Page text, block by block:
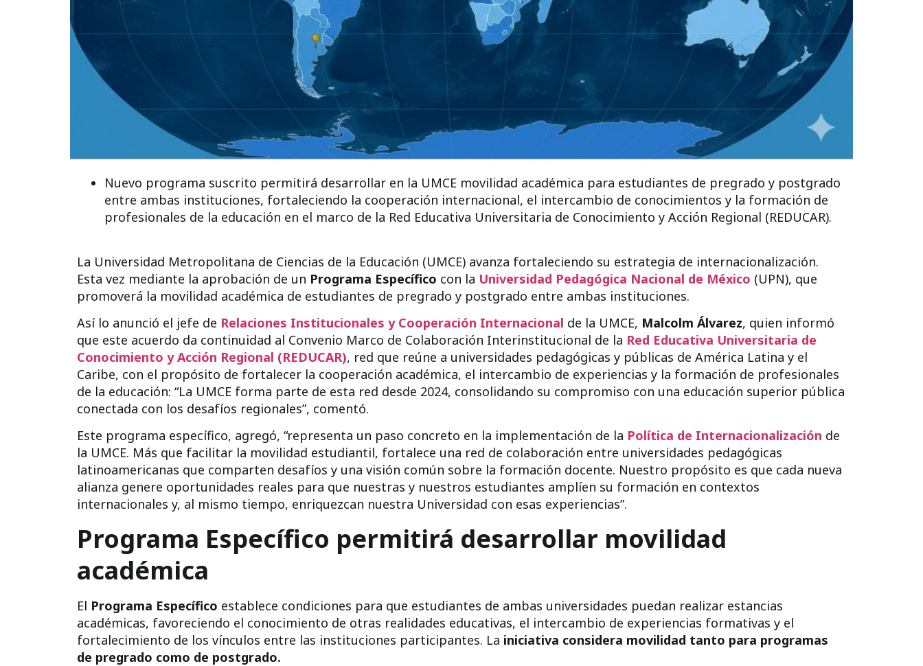
Nuevo programa suscrito permitirá desarrollar en la UMCE movilidad académica para estudiantes de pregrado y postgrado
entre ambas instituciones, fortaleciendo la cooperación internacional, el intercambio de conocimientos y la formación de
profesionales de la educación en el marco de la Red Educativa Universitaria de Conocimiento y Acción Regional (REDUCAR).
La Universidad Metropolitana de Ciencias de la Educación (UMCE) avanza fortaleciendo su estrategia de internacionalización.
Esta vez mediante la aprobación de un Programa Específico con la Universidad Pedagógica Nacional de México (UPN), que
promoverá la movilidad académica de estudiantes de pregrado y postgrado entre ambas instituciones.
Así lo anunció el jefe de Relaciones Institucionales y Cooperación Internacional de la UMCE, Malcolm Álvarez, quien informó
que este acuerdo da continuidad al Convenio Marco de Colaboración Interinstitucional de la Red Educativa Universitaria de
Conocimiento y Acción Regional (REDUCAR), red que reúne a universidades pedagógicas y públicas de América Latina y el
Caribe, con el propósito de fortalecer la cooperación académica, el intercambio de experiencias y la formación de profesionales
de la educación: “La UMCE forma parte de esta red desde 2024, consolidando su compromiso con una educación superior pública
conectada con los desafíos regionales”, comentó.
Este programa específico, agregó, “representa un paso concreto en la implementación de la Política de Internacionalización de
la UMCE. Más que facilitar la movilidad estudiantil, fortalece una red de colaboración entre universidades pedagógicas
latinoamericanas que comparten desafíos y una visión común sobre la formación docente. Nuestro propósito es que cada nueva
alianza genere oportunidades reales para que nuestras y nuestros estudiantes amplíen su formación en contextos
internacionales y, al mismo tiempo, enriquezcan nuestra Universidad con esas experiencias”.
Programa Específico permitirá desarrollar movilidad
académica
El Programa Específico establece condiciones para que estudiantes de ambas universidades puedan realizar estancias
académicas, favoreciendo el conocimiento de otras realidades educativas, el intercambio de experiencias formativas y el
fortalecimiento de los vínculos entre las instituciones participantes. La iniciativa considera movilidad tanto para programas
de pregrado como de postgrado.